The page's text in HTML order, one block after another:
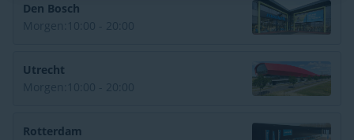
Den Bosch
Utrecht
Rotterdam